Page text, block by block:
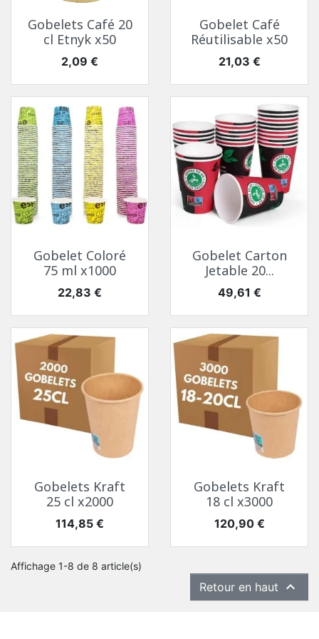
Gobelets Café 20
cl Etnyk x50
Prix
2,09 €
Gobelet Café
Réutilisable x50
Prix
21,03 €
Gobelet Coloré
75 ml x1000
Prix
22,83 €
Gobelet Carton
Jetable 20...
Prix
49,61 €
Gobelets Kraft
25 cl x2000
Prix
114,85 €
Gobelets Kraft
18 cl x3000
Prix
120,90 €
Affichage 1-8 de 8 article(s)
Retour en haut 